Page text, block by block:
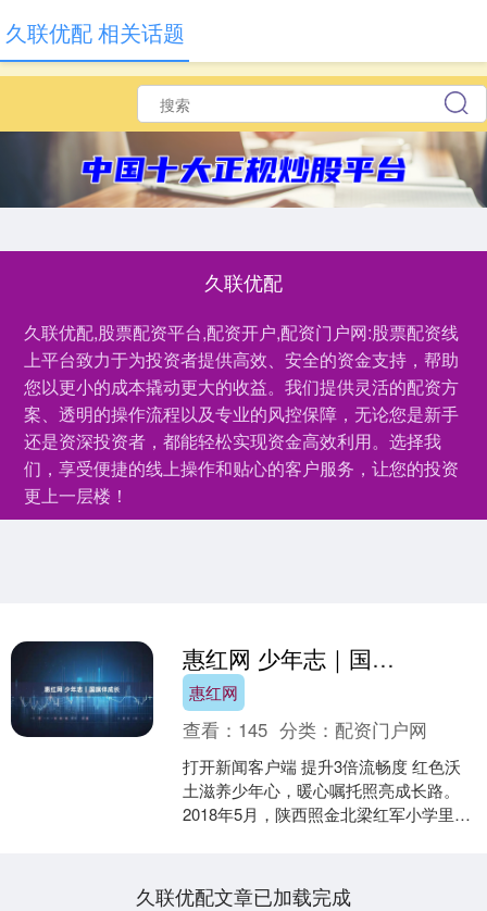
久联优配
久联优配,股票配资平台,配资开户,配资门户网:股票配资线
上平台致力于为投资者提供高效、安全的资金支持，帮助
您以更小的成本撬动更大的收益。我们提供灵活的配资方
案、透明的操作流程以及专业的风控保障，无论您是新手
还是资深投资者，都能轻松实现资金高效利用。选择我
们，享受便捷的线上操作和贴心的客户服务，让您的投资
更上一层楼！
久联优配 相关话题
惠红网 少年志｜国旗伴成长
惠红网
查看： 145 分类：配资门户网
打开新闻客户端 提升3倍流畅度 红色沃
土滋养少年心，暖心嘱托照亮成长路。
2018年5月，陕西照金北梁红军小学里，
久联优配文章已加载完成